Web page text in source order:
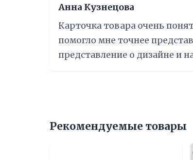
Анна Кузнецова
Карточка товара очень
помогло мне точнее
представление о дизайне и
Рекомендуемые товары